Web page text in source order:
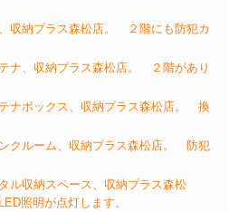
収納プラス森松店。 ２階にも防犯カ
ナ、収納プラス森松店。 ２階があり
ナボックス、収納プラス森松店。 換
クルーム、収納プラス森松店。 防犯
ル収納スペース、収納プラス森松
照明が点灯します。